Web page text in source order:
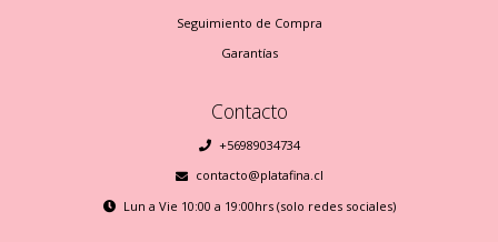
Seguimiento de Compra
Garantías
Contacto
+56989034734
contacto@platafina.cl
Lun a Vie 10:00 a 19:00hrs (solo redes sociales)